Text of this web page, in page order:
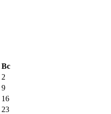
Вс
2
9
16
23